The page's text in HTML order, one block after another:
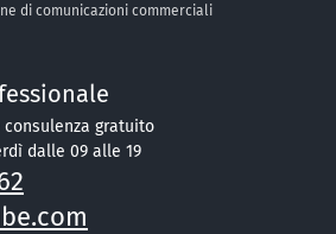
di comunicazioni commerciali
gratuito
dalle 09 alle 19